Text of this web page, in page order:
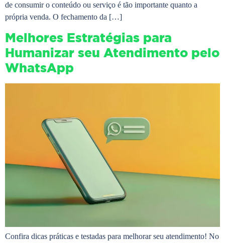
de consumir o conteúdo ou serviço é tão importante quanto a
própria venda. O fechamento da […]
Melhores Estratégias para
Humanizar seu Atendimento pelo
WhatsApp
Confira dicas práticas e testadas para melhorar seu atendimento! No